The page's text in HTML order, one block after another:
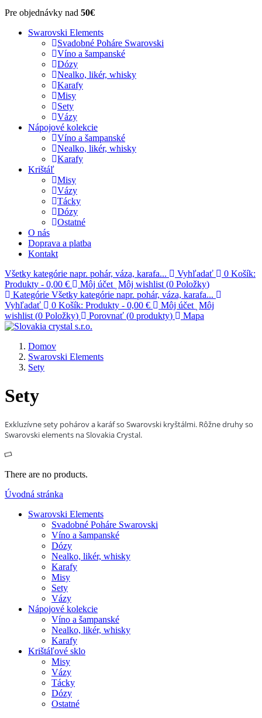
Pre objednávky nad 50€
Swarovski Elements
Svadobné Poháre Swarovski
Víno a šampanské
Dózy
Nealko, likér, whisky
Karafy
Misy
Sety
Vázy
Nápojové kolekcie
Víno a šampanské
Nealko, likér, whisky
Karafy
Krištáľ
Misy
Vázy
Tácky
Dózy
Ostatné
O nás
Doprava a platba
Kontakt
Všetky kategórie napr. pohár, váza, karafa... Vyhľadať 0 Košík:
Produkty - 0,00 € Môj účet Môj wishlist (0 Položky)
Kategórie Všetky kategórie napr. pohár, váza, karafa...
Vyhľadať
0 Košík: Produkty - 0,00 € Môj účet Môj
wishlist (0 Položky) Porovnať (0 produkty) Mapa
Domov
Swarovski Elements
Sety
Sety
Exkluzívne sety pohárov a karáfso Swarovski kryštálmi. Rôžne druhy so
Swarovski elements na Slovakia Crystal.
There are no products.
Úvodná stránka
Swarovski Elements
Svadobné Poháre Swarovski
Víno a šampanské
Dózy
Nealko, likér, whisky
Karafy
Misy
Sety
Vázy
Nápojové kolekcie
Víno a šampanské
Nealko, likér, whisky
Karafy
Krištáľové sklo
Misy
Vázy
Tácky
Dózy
Ostatné